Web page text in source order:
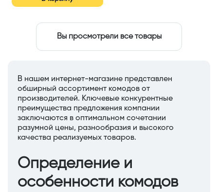
Вы просмотрели все товары
В нашем интернет-магазине представлен
обширный ассортимент комодов от
производителей. Ключевые конкурентные
преимущества предложения компании
заключаются в оптимальном сочетании
разумной цены, разнообразия и высокого
качества реализуемых товаров.
Определение и
особенности комодов